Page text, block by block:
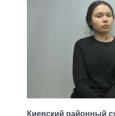
Киевский районный